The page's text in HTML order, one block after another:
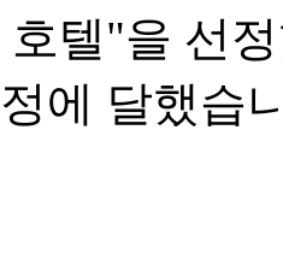
호텔"을 선
에 달했습